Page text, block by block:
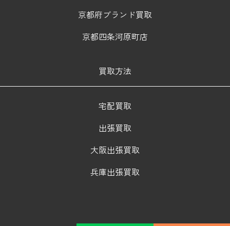
京都府ブランド買取
京都四条河原町店
買取方法
宅配買取
出張買取
大阪出張買取
兵庫出張買取